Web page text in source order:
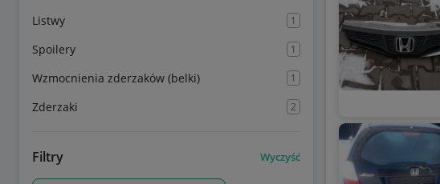
Listwy 1
Spoilery 1
Wzmocnienia zderzaków (belki) 1
Zderzaki 2
Filtry Wyczyść